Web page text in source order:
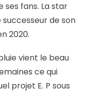
ses fans. La star
de son
2020.
vient le beau
ce qui
projet E. P sous